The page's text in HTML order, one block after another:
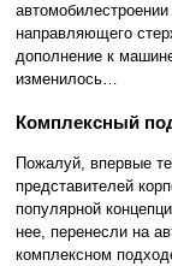
направляющего
дополнение к
изменилось…
Комплексный
Пожалуй, впервые
представителей
популярной
нее, перенесли на
комплексном